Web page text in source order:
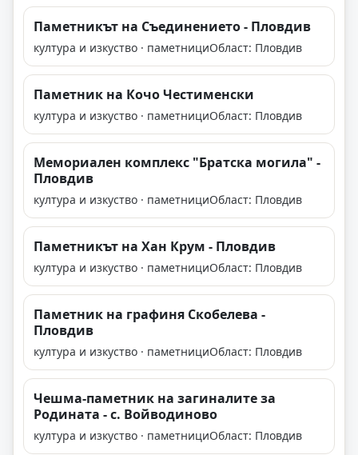
Паметникът на Съединението - Пловдив
култура и изкуство · паметнициОбласт: Пловдив
Паметник на Кочо Честименски
култура и изкуство · паметнициОбласт: Пловдив
Мемориален комплекс "Братска могила" -
Пловдив
култура и изкуство · паметнициОбласт: Пловдив
Паметникът на Хан Крум - Пловдив
култура и изкуство · паметнициОбласт: Пловдив
Паметник на графиня Скобелева -
Пловдив
култура и изкуство · паметнициОбласт: Пловдив
Чешма-паметник на загиналите за
Родината - с. Войводиново
култура и изкуство · паметнициОбласт: Пловдив